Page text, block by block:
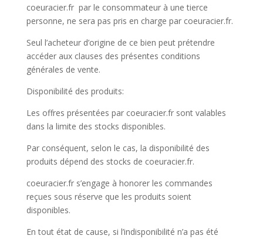
coeuracier.fr par le consommateur à une tierce
personne, ne sera pas pris en charge par coeuracier.fr.
Seul l’acheteur d’origine de ce bien peut prétendre
accéder aux clauses des présentes conditions
générales de vente.
Disponibilité des produits:
Les offres présentées par coeuracier.fr sont valables
dans la limite des stocks disponibles.
Par conséquent, selon le cas, la disponibilité des
produits dépend des stocks de coeuracier.fr.
coeuracier.fr s’engage à honorer les commandes
reçues sous réserve que les produits soient
disponibles.
En tout état de cause, si l’indisponibilité n’a pas été